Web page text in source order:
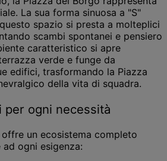
La sua forma sinuosa a "S"
spazio si presta a molteplici
scambi spontanei e pensiero
caratteristico si apre
verde e funge da
edifici, trasformando la Piazza
della vita di squadra.
per ogni necessità
un ecosistema completo
ogni esigenza: